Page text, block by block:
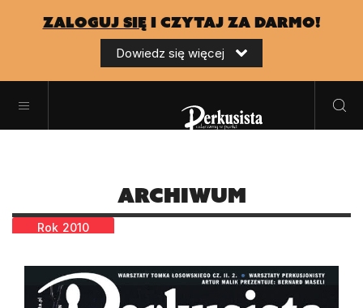
zaloguj sięi czytaj za darmo!
Dowiedz się więcej
Archiwum
Rok 2010